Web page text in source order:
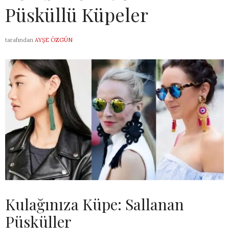
Püsküllü Küpeler
tarafından AYŞE ÖZGÜN
Kulağınıza Küpe: Sallanan
Püsküller